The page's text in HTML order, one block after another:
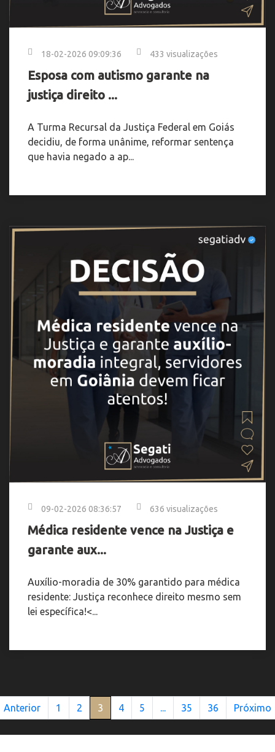
18-02-2026 09:09:36 433 visualizações
Esposa com autismo garante na
justiça direito ...
A Turma Recursal da Justiça Federal em Goiás
decidiu, de forma unânime, reformar sentença
que havia negado a ap...
09-02-2026 08:36:57 636 visualizações
Médica residente vence na Justiça e
garante aux...
Auxílio-moradia de 30% garantido para médica
residente: Justiça reconhece direito mesmo sem
lei específica!<...
Anterior 1 2 3 4 5 ... 35 36 Próximo